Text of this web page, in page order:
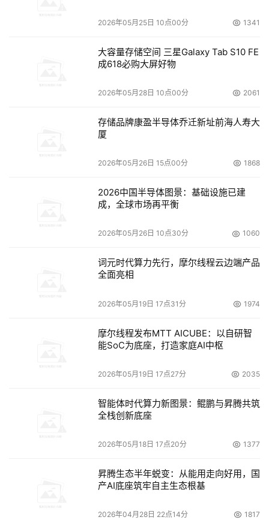
2026年05月25日 10点00分 1341
大容量存储空间 三星Galaxy Tab S10 FE
成618必购大屏好物
2026年05月28日 10点00分 2061
存储品牌康盈半导体乔迁新址前海人寿大
厦
2026年05月26日 15点00分 1868
2026中国半导体图景：基础设施已建
成，全球市场再平衡
2026年05月26日 10点30分 1060
词元时代算力先行，摩尔线程云边端产品
全面亮相
2026年05月19日 17点31分 1974
摩尔线程发布MTT AICUBE：以自研智
能SoC为底座，打造家庭AI中枢
2026年05月19日 17点27分 2035
智能体时代算力新图景：鲲鹏与昇腾共筑
全栈创新底座
2026年05月18日 17点20分 1377
昇腾生态半年蜕变：从能用走向好用，国
产AI底座筑牢自主生态根基
2026年04月28日 22点14分 1817